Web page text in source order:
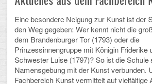
Campus
Sanierung
Schulpartnerschaft
Historisches
Eine besondere Neigung zur Kunst ist der
den Weg gegeben: Wer kennt nicht die
dem Brandenburger Tor (1793) oder die
Prinzessinnengruppe mit Königin Friderike
Schwester Luise (1797)? So ist die Schule
Namensgebung mit der Kunst verbunden.
Fachbereich Kunst vermittelt auf vielfältige